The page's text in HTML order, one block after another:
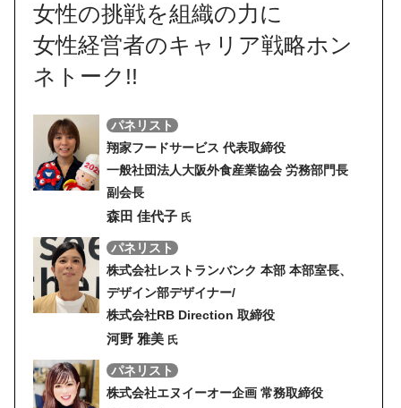
女性の挑戦を組織の力に
女性経営者のキャリア戦略ホン
ネトーク!!
パネリスト
翔家フードサービス 代表取締役
一般社団法人大阪外食産業協会 労務部門長
副会長
森田 佳代子 氏
パネリスト
株式会社レストランバンク 本部 本部室長、
デザイン部デザイナー/
株式会社RB Direction 取締役
河野 雅美 氏
パネリスト
株式会社エヌイーオー企画 常務取締役